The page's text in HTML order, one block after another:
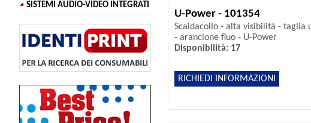
SISTEMI AUDIO-VIDEO INTEGRATI
U-Power - 101354
Scaldacollo - alta visibilità - taglia
- arancione fluo - U-Power
Disponibilità: 17
RICHIEDI INFORMAZIONI